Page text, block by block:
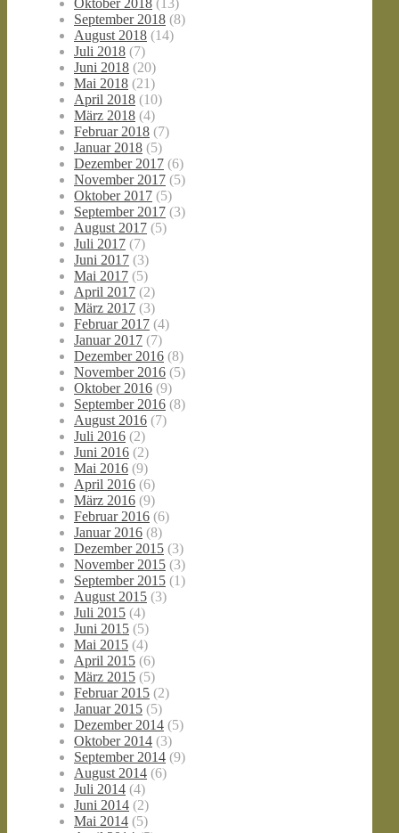
September 2018 (8)
August 2018 (14)
Juli 2018 (7)
Juni 2018 (20)
Mai 2018 (21)
April 2018 (10)
März 2018 (4)
Februar 2018 (7)
Januar 2018 (5)
Dezember 2017 (6)
November 2017 (5)
Oktober 2017 (5)
September 2017 (3)
August 2017 (5)
Juli 2017 (7)
Juni 2017 (3)
Mai 2017 (5)
April 2017 (2)
März 2017 (3)
Februar 2017 (4)
Januar 2017 (7)
Dezember 2016 (8)
November 2016 (5)
Oktober 2016 (9)
September 2016 (8)
August 2016 (7)
Juli 2016 (2)
Juni 2016 (2)
Mai 2016 (9)
April 2016 (6)
März 2016 (9)
Februar 2016 (6)
Januar 2016 (8)
Dezember 2015 (3)
November 2015 (3)
September 2015 (1)
August 2015 (3)
Juli 2015 (4)
Juni 2015 (5)
Mai 2015 (4)
April 2015 (6)
März 2015 (5)
Februar 2015 (2)
Januar 2015 (5)
Dezember 2014 (5)
Oktober 2014 (3)
September 2014 (9)
August 2014 (6)
Juli 2014 (4)
Juni 2014 (2)
Mai 2014 (5)